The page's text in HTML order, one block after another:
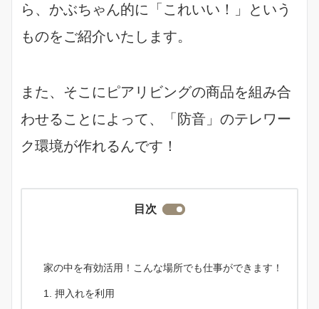
ら、かぶちゃん的に「これいい！」という
ものをご紹介いたします。
また、そこにピアリビングの商品を組み合
わせることによって、「防音」のテレワー
ク環境が作れるんです！
目次
家の中を有効活用！こんな場所でも仕事ができます！
押入れを利用